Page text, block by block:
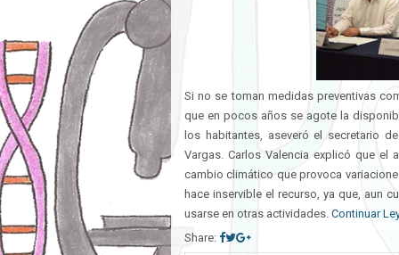
Si no se toman medidas preventivas
que en pocos años se agote la
los habitantes, aseveró el secretario
Vargas. Carlos Valencia explicó que
cambio climático que provoca
hace inservible el recurso, ya que, aun
usarse en otras actividades. Continuar
Share: